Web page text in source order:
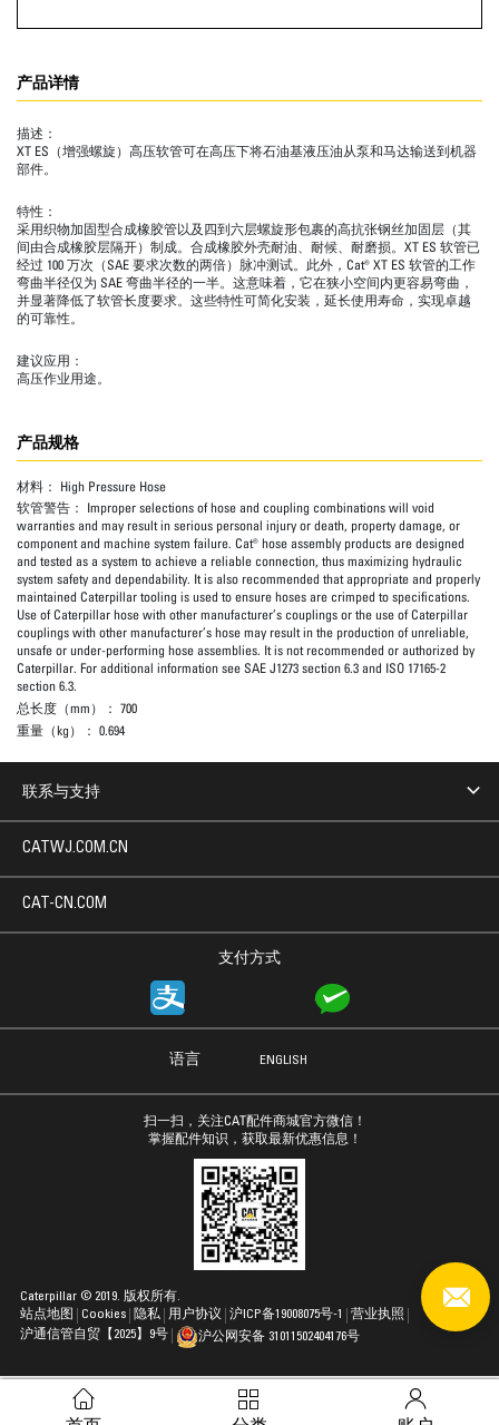
产品详情
描述：
XT ES（增强螺旋）高压软管可在高压下将石油基液压油从泵和马达输送到机器
部件。
特性：
采用织物加固型合成橡胶管以及四到六层螺旋形包裹的高抗张钢丝加固层（其
间由合成橡胶层隔开）制成。合成橡胶外壳耐油、耐候、耐磨损。XT ES 软管已
经过 100 万次（SAE 要求次数的两倍）脉冲测试。此外，Cat® XT ES 软管的工作
弯曲半径仅为 SAE 弯曲半径的一半。这意味着，它在狭小空间内更容易弯曲，
并显著降低了软管长度要求。这些特性可简化安装，延长使用寿命，实现卓越
的可靠性。
建议应用：
高压作业用途。
产品规格
材料： High Pressure Hose
软管警告： Improper selections of hose and coupling combinations will void
warranties and may result in serious personal injury or death, property damage, or
component and machine system failure. Cat® hose assembly products are designed
and tested as a system to achieve a reliable connection, thus maximizing hydraulic
system safety and dependability. It is also recommended that appropriate and properly
maintained Caterpillar tooling is used to ensure hoses are crimped to specifications.
Use of Caterpillar hose with other manufacturer’s couplings or the use of Caterpillar
couplings with other manufacturer’s hose may result in the production of unreliable,
unsafe or under-performing hose assemblies. It is not recommended or authorized by
Caterpillar. For additional information see SAE J1273 section 6.3 and ISO 17165-2
section 6.3.
总长度（mm）： 700
重量（kg）： 0.694
联系与支持
支付方式
CATWJ.COM.CN
CAT-CN.COM
语言 ENGLISH
扫一扫，关注CAT配件商城官方微信！
掌握配件知识，获取最新优惠信息！
站点地图 Cookies 隐私 用户协议
Caterpillar © 2019. 版权所有.
沪ICP备19008075号-1
营业执照
沪通信管自贸【2025】9号
沪公网安备 31011502404176号